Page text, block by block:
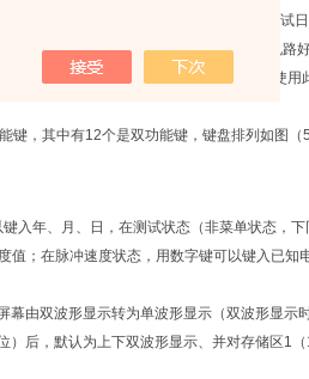
印机。用于打印测试波形，测试数据及测试
自检数据参数，用于检查打印机头及驱动电路
，打印针停止工作。打印机更换打印纸时使用
键，其中有12个是双功能键，键盘排列如图（
入年、月、日，在测试状态（非菜单状态，
值；在脉冲速度状态，用数字键可以键入已
幕由双波形显示转为单波形显示（双波形显示
）后，默认为上下双波形显示、并对存储区1